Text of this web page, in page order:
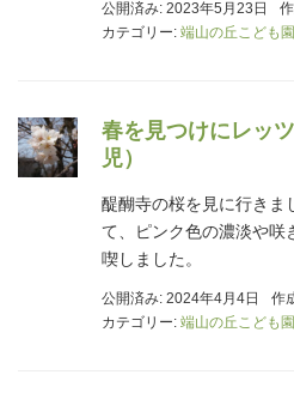
公開済み: 2023年5月23日
カテゴリー: 端山の丘こども
春を見つけにレッ
児）
醍醐寺の桜を見に行きま
て、ピンク色の濃淡や咲
喫しました。
公開済み: 2024年4月4日 作
カテゴリー: 端山の丘こども